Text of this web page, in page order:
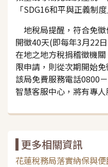
「SDG16和平與正義制
地稅局提醒，符合免
開徵40天(即每年3月22
在地之地方稅捐稽徵機
限申請，則從次期開始
該局免費服務電話0800
智慧客服中心，將有專人
更多相關資訊
花蓮稅務局落實納保與